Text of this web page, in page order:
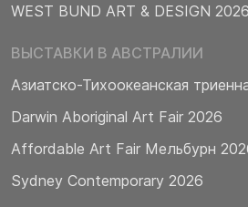
WEST BUND ART & DESIGN 2026
ВЫСТАВКИ В АВСТРАЛИИ
Азиатско-Тихоокеанская
Darwin Aboriginal Art Fair 2026
Affordable Art Fair Мельбурн
Sydney Contemporary 2026